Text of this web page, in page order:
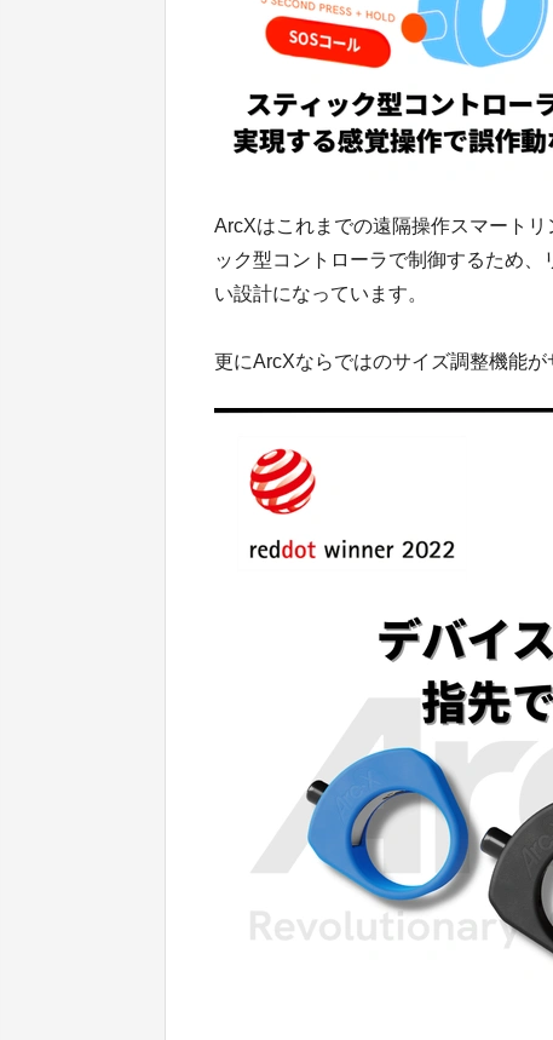
ArcXはこれまでの遠隔操作スマート
ック型コントローラで制御するため、
い設計になっています。
更にArcXならではのサイズ調整機能が